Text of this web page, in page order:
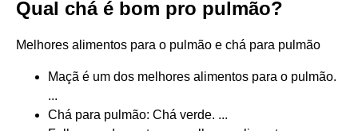
Qual chá é bom pro pulmão?
Melhores alimentos para o pulmão e chá para pulmão
Maçã é um dos melhores alimentos para o pulmão.
...
Chá para pulmão: Chá verde. ...